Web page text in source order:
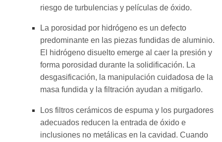
riesgo de turbulencias y películas de óxido.
La porosidad por hidrógeno es un defecto
predominante en las piezas fundidas de aluminio.
El hidrógeno disuelto emerge al caer la presión y
forma porosidad durante la solidificación. La
desgasificación, la manipulación cuidadosa de la
masa fundida y la filtración ayudan a mitigarlo.
Los filtros cerámicos de espuma y los purgadores
adecuados reducen la entrada de óxido e
inclusiones no metálicas en la cavidad. Cuando